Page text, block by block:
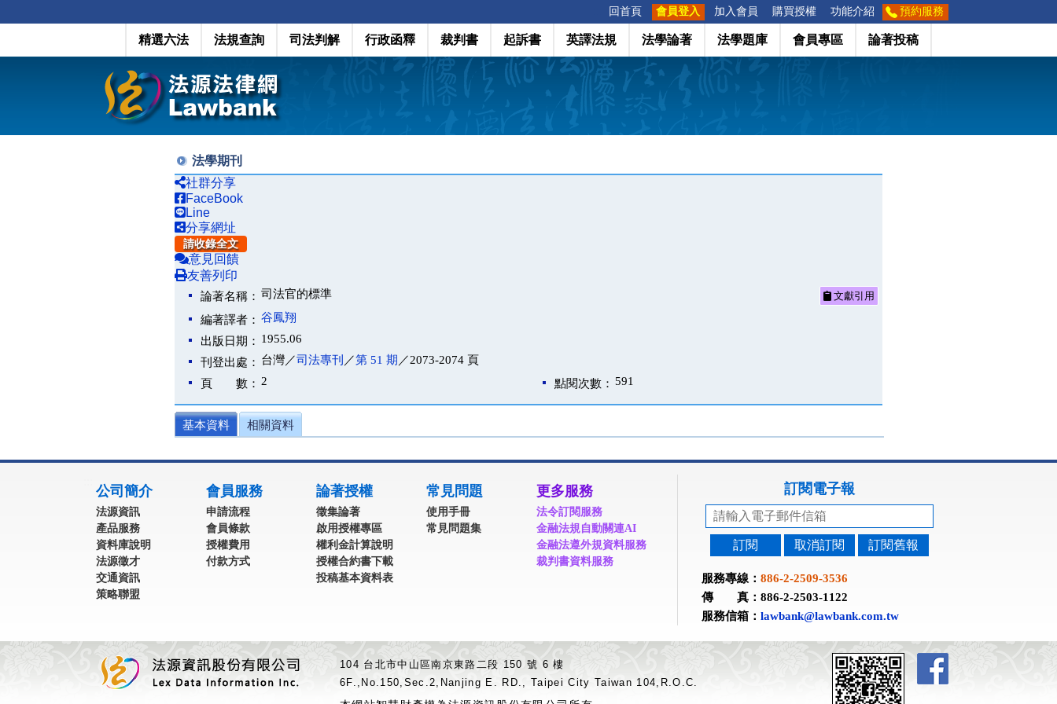
回首頁 會員登入 加入會員 購買授權 功能介紹 預約服務
精選六法 法規查詢 司法判解 行政函釋 裁判書 起訴書 英譯法規 法學論著 法學題庫 會員專區 論著投稿
法學期刊
社群分享
FaceBook
Line
分享網址
請收錄全文
意見回饋
友善列印
論著名稱： 司法官的標準 文獻引用
編著譯者： 谷鳳翔
出版日期： 1955.06
刊登出處： 台灣／司法專刊 ／第 51 期 ／2073-2074 頁
頁 數： 2 點閱次數： 591
基本資料 相關資料
公司簡介
法源資訊
產品服務
資料庫說明
法源徵才
交通資訊
策略聯盟
會員服務
申請流程
會員條款
授權費用
付款方式
論著授權
徵集論著
啟用授權專區
權利金計算說明
授權合約書下載
投稿基本資料表
常見問題
使用手冊
常見問題集
更多服務
法令訂閱服務
金融法規自動關連AI
金融法遵外規資料服務
裁判書資料服務
訂閱電子報
訂閱 取消訂閱 訂閱舊報
服務專線： 886-2-2509-3536
傳 真：886-2-2503-1122
服務信箱： lawbank@lawbank.com.tw
104 台北市中山區南京東路二段 150 號 6 樓
6F.,No.150,Sec.2,Nanjing E. RD., Taipei City Taiwan 104,R.O.C.